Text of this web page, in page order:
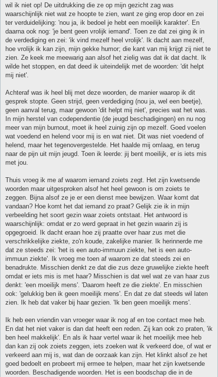
wil ik niet op! De uitdrukking die ze op mijn gezicht zag was
waarschijnlijk niet wat ze hoopte te zien, want ze ging erop door en zei
ter verduidelijking: 'nou ja, ik bedoel je hebt een moeilijk karakter'. En
daarna ook nog: 'je bent geen vrolijk iemand'. Toen ze dat zei ging ik in
de verdediging en zei: 'ik vind mezelf heel vrolijk'. Ik dacht aan mezelf,
hoe vrolijk ik kan zijn, mijn gekke humor; die kant van mij krijgt zij niet te
zien. Ze keek me meewarig aan alsof het zielig was dat ik dat dacht. Ik
wilde het stoppen, en dat deed ik uiteindelijk met de woorden: 'dit helpt
mij niet'.
Achteraf was ik heel blij met deze woorden, de manier waarop ik dit
gesprek stopte. Geen strijd, geen verdediging (nou ja, wel een beetje),
geen aanval terug, maar gewoon 'dit helpt mij niet', precies wat het was.
In mijn herstel van codependentie (de jeugd beschadigingen) en nu nog
meer van mijn burnout, moet ik heel zuinig zijn op mezelf. Goed voelen
wat voedend en helend voor mij is en wat niet. Dit was niet voedend of
helend, maar het tegenovergestelde. Het haalde mij omlaag, en terug
naar de pijn uit mijn jeugd. Toen ik leerde: jij bent moeilijk, er is iets mis
met jou.
Thuis vroeg ik me af waarom iemand zoiets zegt. Het zijn kwetsende
woorden maar uitgesproken alsof het heel gewoon is om zoiets te
zeggen. Bijna alsof ze je er een dienst mee bewijzen. Waar komt dat
vandaan? Hoe komt het dat iemand zo praat? Gelijk zie ik in mijn
verbeelding het soort gezin waar zoiets ontstaat. Het antwoord is
waarschijnlijk: omdat er zo werd gepraat in het gezin waarin zij is
opgegroeid. Ik dacht eraan hoe zij praatte over haar zus met die
verschrikkelijke ziekte, zo'n koude, zakelijke manier. Ik herinnerde me
dat ze steeds zei: 'het is een auto-immuun ziekte, het is een auto-
immuun ziekte'. Ik vroeg me toen af waarom ze dat steeds zei en
benadrukte. Misschien denkt ze dat die zus deze gruwelijke ziekte heeft
omdat er iets mis is met haar? Misschien is dat wel wat ze van haar zus
denkt: 'een moeilijk mens'. 'Daarom heeft ze die ziekte'. En misschien
ook: 'gelukkig ben ik geen moeilijk mens'. En dat ze dat steeds wil laten
zien. Ik heb dat vaker bij haar gezien. 'Ik ben geen moeilijk mens'.
Ik heb een vriendin van vroeger waar ik nog af en toe contact mee heb.
En dat het niet vaker is dan dat heeft een reden. Zij kan ook zo praten, 'ik
ben heel makkelijk'. En als ik haar vertel waar ik het moeilijk mee heb
dan kan zij ook zoiets zeggen, iets zoeken wat ik verkeerd doe, of wat er
verkeerd aan mij is, wat dan de oorzaak kan zijn. Het klinkt alsof ze het
goed bedoelt en probeert mij ermee te helpen, maar het zijn kwetsende
woorden. Beschadigende woorden. Het is een boodschap die in de